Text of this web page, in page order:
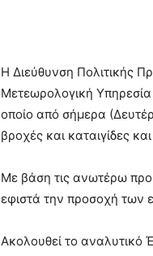
Η Διεύθυνση Πολιτικής
Μετεωρολογική
οποίο από σήμερα
βροχές και καταιγίδες
Με βάση τις ανωτέρω
εφιστά την προσοχή των
Ακολουθεί το αναλυτικό